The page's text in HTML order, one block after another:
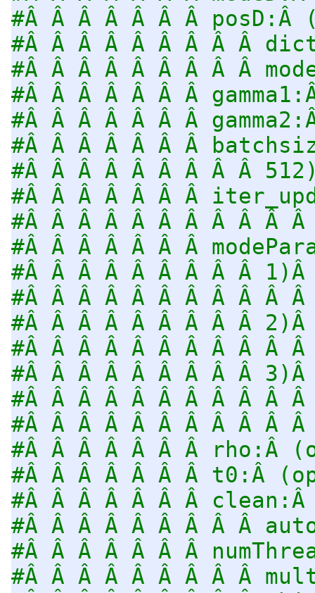
#Â Â Â Â Â Â Â
#Â Â Â Â Â Â Â Â Â
#Â Â Â Â Â Â Â Â Â
#Â Â Â Â Â Â Â
#Â Â Â Â Â Â Â
#Â Â Â Â Â Â Â
#Â Â Â Â Â Â Â Â Â
#Â Â Â Â Â Â Â
#Â Â Â Â Â Â Â Â Â Â
#Â Â Â Â Â Â Â
#Â Â Â Â Â Â Â Â Â
#Â Â Â Â Â Â Â Â Â Â
#Â Â Â Â Â Â Â Â Â
#Â Â Â Â Â Â Â Â Â Â
#Â Â Â Â Â Â Â Â Â
#Â Â Â Â Â Â Â Â Â Â
#Â Â Â Â Â Â Â Â Â Â
#Â Â Â Â Â Â Â rho:Â
#Â Â Â Â Â Â Â t0:Â
#Â Â Â Â Â Â Â
#Â Â Â Â Â Â Â Â Â
#Â Â Â Â Â Â Â
#Â Â Â Â Â Â Â Â Â